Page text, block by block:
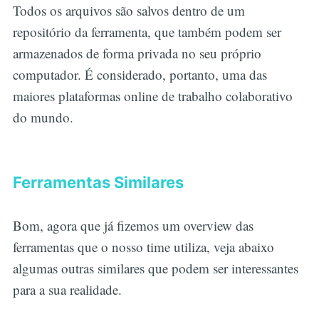
Todos os arquivos são salvos dentro de um
repositório da ferramenta, que também podem ser
armazenados de forma privada no seu próprio
computador. É considerado, portanto, uma das
maiores plataformas online de trabalho colaborativo
do mundo.
Ferramentas Similares
Bom, agora que já fizemos um overview das
ferramentas que o nosso time utiliza, veja abaixo
algumas outras similares que podem ser interessantes
para a sua realidade.